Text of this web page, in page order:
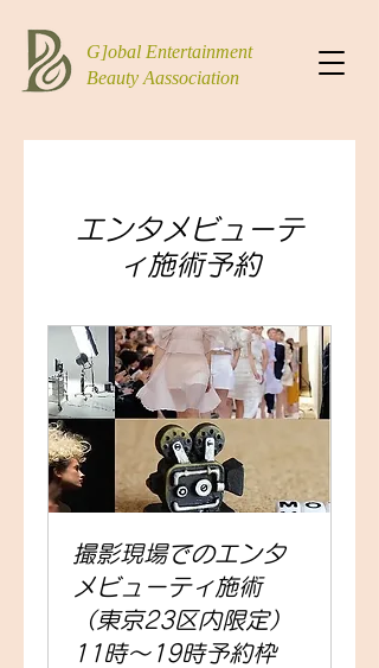
G]obal Entertainment
Beauty Aassociation
エンタメビューテ
ィ施術予約
撮影現場でのエンタ
メビューティ施術
（東京23区内限定）
11時～19時予約枠